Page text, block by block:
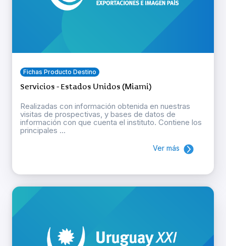
Fichas Producto Destino
Servicios - Estados Unidos (Miami)
Realizadas con información obtenida en nuestras
visitas de prospectivas, y bases de datos de
información con que cuenta el instituto. Contiene los
principales ...
Ver más